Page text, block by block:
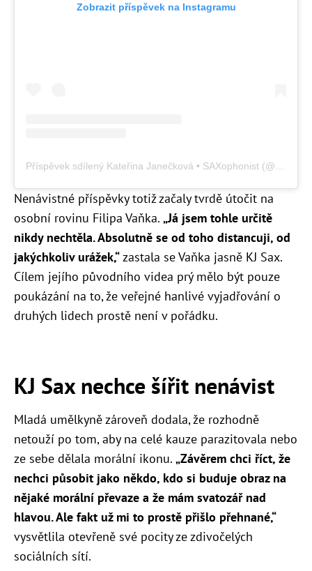
Zobrazit příspěvek na Instagramu
Nenávistné příspěvky totiž začaly tvrdě útočit na
osobní rovinu Filipa Vaňka. „Já jsem tohle určitě
nikdy nechtěla. Absolutně se od toho distancuji, od
jakýchkoliv urážek,“zastala se Vaňka jasně KJ Sax.
Cílem jejího původního videa prý mělo být pouze
poukázání na to, že veřejné hanlivé vyjadřování o
druhých lidech prostě není v pořádku.
KJ Sax nechce šířit nenávist
Mladá umělkyně zároveň dodala, že rozhodně
netouží po tom, aby na celé kauze parazitovala nebo
ze sebe dělala morální ikonu. „Závěrem chci říct, že
nechci působit jako někdo, kdo si buduje obraz na
nějaké morální převaze a že mám svatozář nad
hlavou. Ale fakt už mi to prostě přišlo přehnané,“
vysvětlila otevřeně své pocity ze zdivočelých
sociálních sítí.